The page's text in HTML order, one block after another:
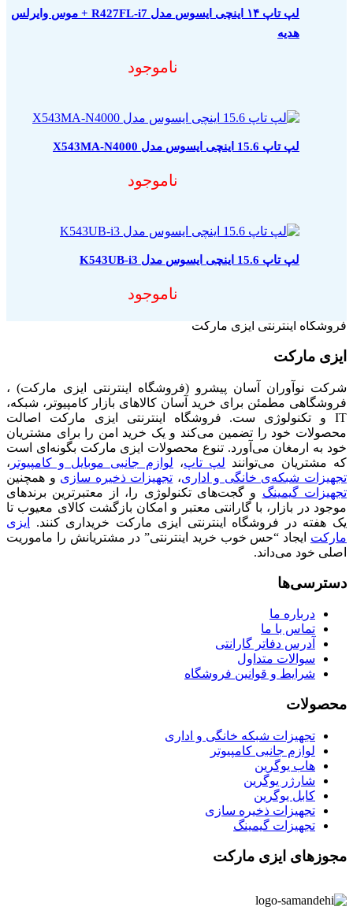
لپ تاپ ۱۴ اینچی ایسوس مدل R427FL-i7 + موس وایرلس
هدیه
ناموجود
لپ تاپ 15.6 اینچی ایسوس مدل X543MA-N4000
ناموجود
لپ تاپ 15.6 اینچی ایسوس مدل K543UB-i3
ناموجود
فروشگاه اینترنتی ایزی مارکت
ایزی مارکت
شرکت نوآوران آسان پیشرو (فروشگاه اینترنتی ایزی مارکت) ،
فروشگاهی مطمئن برای خرید آسان کالاهای بازار کامپیوتر، شبکه،
IT و تکنولوژی ست. فروشگاه اینترنتی ایزی مارکت اصالت
محصولات خود را تضمین می‌کند و یک خرید امن را برای مشتریان
خود به ارمغان می‌آورد. تنوع محصولات ایزی مارکت بگونه‌ای است
که مشتریان می‌توانند لپ تاپ، لوازم جانبی موبایل و کامپیوتر ،
تجهیزات شبکه‌ی خانگی و اداری، تجهیزات ذخیره سازی و همچنین
تجهیزات گیمینگ و گجت‌های تکنولوژی را، از معتبرترین برندهای
موجود در بازار، با گارانتی معتبر و امکان بازگشت کالای معیوب تا
یک هفته در فروشگاه اینترنتی ایزی مارکت خریداری کنند.
ایزی
مارکت ایجاد “حس خوب خرید اینترنتی” در مشتریانش را ماموریت
اصلی خود می‌داند.
دسترسی‌ها
درباره ما
تماس با ما
آدرس دفاتر گارانتی
سوالات متداول
شرایط و قوانین فروشگاه
محصولات
تجهیزات شبکه خانگی و اداری
لوازم جانبی کامپیوتر
هاب یوگرین
شارژر یوگرین
کابل یوگرین
تجهیزات ذخیره سازی
تجهیزات گیمینگ
مجوزهای ایزی مارکت